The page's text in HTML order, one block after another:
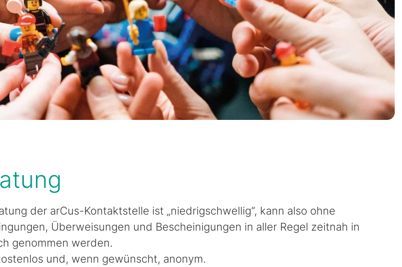
der arCus-Kontaktstelle ist „niedrigschwellig“, kann also ohne
Überweisungen und Bescheinigungen in aller Regel zeitnah in
genommen werden.
und, wenn gewünscht, anonym.